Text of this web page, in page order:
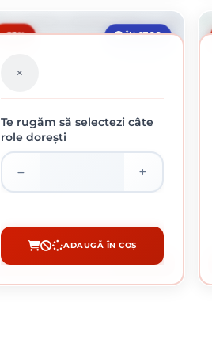
ÎN STOC
-23%
MEMBRANA CRAMPONATA 2 X 20 M
222.88 lei / buc
CUMPĂRĂ
Te rugăm să selectezi câte
role dorești
ADAUGĂ ÎN COȘ